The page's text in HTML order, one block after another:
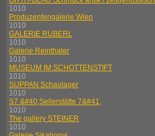
1010
Produzentengalerie Wien
1010
GALERIE RUBERL
1010
Galerie Reinthaler
1010
MUSEUM IM SCHOTTENSTIFT
1010
SUPPAN Schaulager
1010
S7 &#40;Seilerstätte 7&#41;
1010
The gallery STEINER
1010